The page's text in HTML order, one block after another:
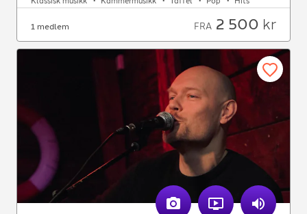
1 medlem FRA 2 500 kr